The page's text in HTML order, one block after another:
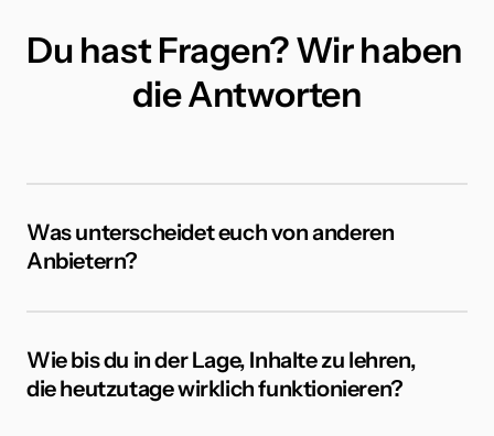
Du hast Fragen? Wir haben
die Antworten
Was unterscheidet euch von anderen
Anbietern?
wachsender Nachfrage dazu gekommen, anderen
Menschen das Traden beizubringen.
Wie bis du in der Lage, Inhalte zu lehren,
die heutzutage wirklich funktionieren?